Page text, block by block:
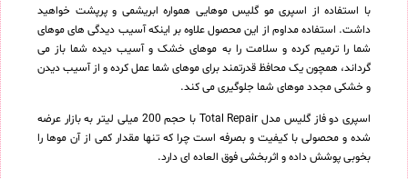
با استفاده از اسپری مو گلیس موهایی همواره ابریشمی و پرپشت خواهید
داشت. استفاده مداوم از این محصول علاوه بر اینکه آسیب دیدگی های موهای
شما را ترمیم کرده و سلامت را به موهای خشک و آسیب دیده شما باز می
گرداند، همچون یک محافظ قدرتمند برای موهای شما عمل کرده و از آسیب دیدن
و خشکی مجدد موهای شما جلوگیری می کند.
اسپری دو فاز گلیس مدل Total Repair با حجم 200 میلی لیتر به بازار عرضه
شده و محصولی با کیفیت و بصرفه است چرا که تنها مقدار کمی از آن موها را
بخوبی پوشش داده و اثربخشی فوق العاده ای دارد.